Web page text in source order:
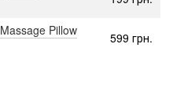
Pillow
599 грн.